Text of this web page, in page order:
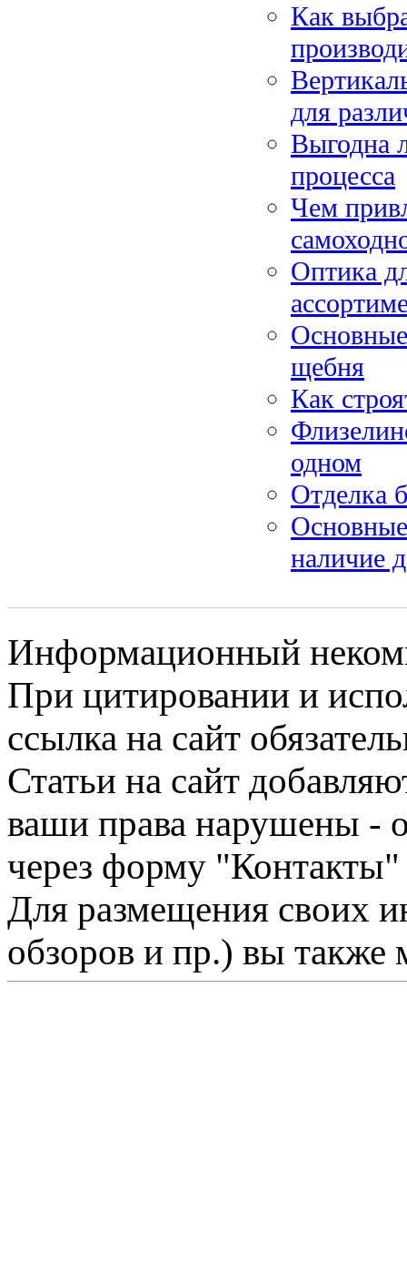
Как
для
Выгодна
процесса
Чем
Оптика
щебня
Как
одном
Отделка
наличие
Информационный
При цитировании и
ссылка на сайт
Статьи на сайт
ваши права нарушены -
через форму "Контакты"
Для размещения своих
обзоров и пр.) вы также